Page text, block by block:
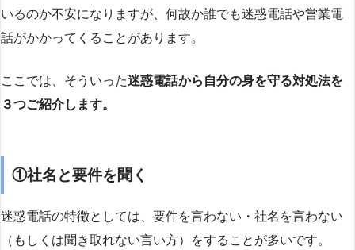
いるのか不安になりますが、何故か誰でも迷惑電話や営業電
話がかかってくることがあります。
ここでは、そういった迷惑電話から自分の身を守る対処法を
３つご紹介します。
①社名と要件を聞く
迷惑電話の特徴としては、要件を言わない・社名を言わない
（もしくは聞き取れない言い方）をすることが多いです。